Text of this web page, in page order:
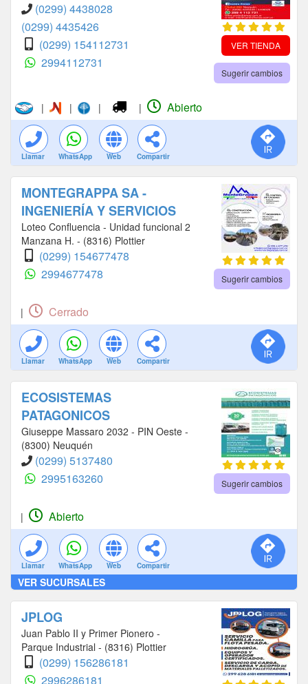
(0299) 4438028
(0299) 4435426
(0299) 154112731
2994112731
VER TIENDA
Sugerir cambios
| | | | Abierto
Llamar WhatsApp Web Compartir
MONTEGRAPPA SA -
INGENIERÍA Y SERVICIOS
Loteo Confluencia - Unidad funcional 2
Manzana H. - (8316) Plottier
(0299) 154677478
2994677478
Sugerir cambios
| Cerrado
Llamar WhatsApp Web Compartir
ECOSISTEMAS
PATAGONICOS
Giuseppe Massaro 2032 - PIN Oeste -
(8300) Neuquén
(0299) 5137480
2995163260
Sugerir cambios
| Abierto
Llamar WhatsApp Web Compartir
VER SUCURSALES
JPLOG
Juan Pablo II y Primer Pionero -
Parque Industrial - (8316) Plottier
(0299) 156286181
2996286181